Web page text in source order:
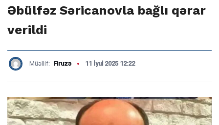
Əbülfəz Səricanovla bağlı qərar
verildi
Müəllif: Firuzə 11 İyul 2025 12:22